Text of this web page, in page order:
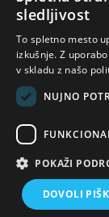
Podpora
Lasje & nega las
Oprema za
© Vse
sledljivost
To spletno mesto
izkušnje. Z
v skladu z našo
NUJNO
POKAŽI
DOVOLI